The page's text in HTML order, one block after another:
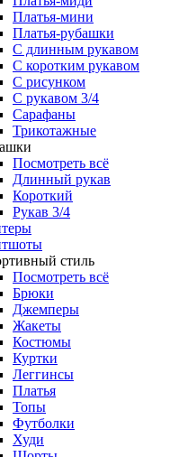
Платья-мини
Платья-рубашки
С длинным рукавом
С коротким рукавом
С рисунком
С рукавом 3/4
Сарафаны
Трикотажные
Посмотреть всё
Длинный рукав
Короткий
Рукав 3/4
стиль
Посмотреть всё
Брюки
Джемперы
Жакеты
Костюмы
Куртки
Леггинсы
Платья
Топы
Футболки
Худи